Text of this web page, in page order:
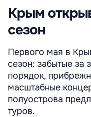
Крым
сезон
Первого мая в
сезон: забытые за
порядок,
масштабные
полуострова
туров.